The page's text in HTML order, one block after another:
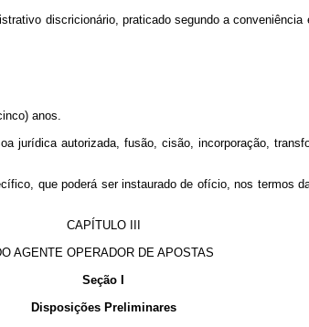
discricionário, praticado segundo a
anos.
jurídica autorizada, fusão, cisão, incorporação,
que poderá ser instaurado de ofício, nos termos
CAPÍTULO III
AGENTE OPERADOR DE APOSTAS
Seção I
Disposições Preliminares